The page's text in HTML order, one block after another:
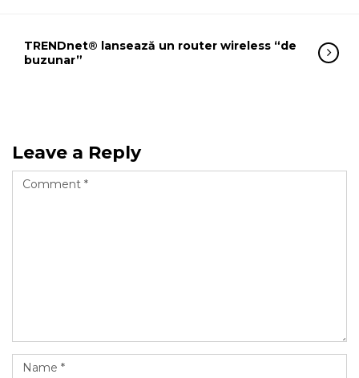
TRENDnet® lansează un router wireless “de
buzunar”
Leave a Reply